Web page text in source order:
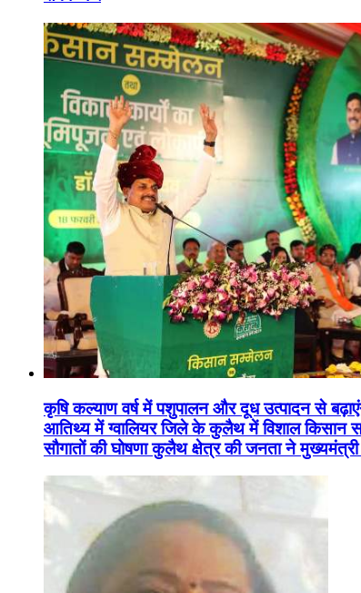
कृषि कल्याण वर्ष में पशुपालन और दूध उत्पादन से
आतिथ्य में ग्वालियर जिले के कुलैथ में विशाल किसान
सौगातों की घोषणा कुलैथ क्षेत्र की जनता ने